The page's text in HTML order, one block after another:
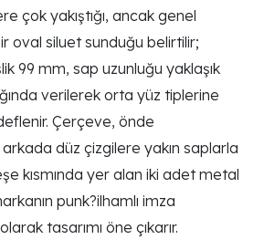
çok yakıştığı, ancak genel
oval siluet sunduğu belirtilir;
99 mm, sap uzunluğu yaklaşık
verilerek orta yüz tiplerine
Çerçeve, önde
arkada düz çizgilere yakın saplarla
kısmında yer alan iki adet metal
punk?ilhamlı imza
tasarımı öne çıkarır.